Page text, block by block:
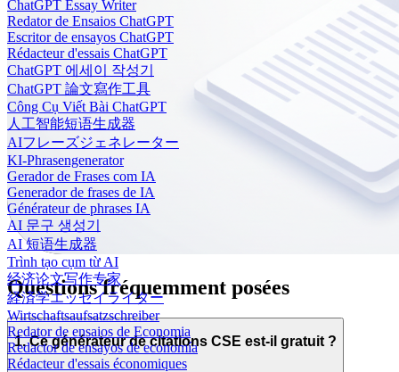
ChatGPT Essay Writer
Redator de Ensaios ChatGPT
Escritor de ensayos ChatGPT
Rédacteur d'essais ChatGPT
ChatGPT 에세이 작성기
ChatGPT 論文寫作工具
Công Cụ Viết Bài ChatGPT
人工智能短语生成器
AIフレーズジェネレーター
KI-Phrasengenerator
Gerador de Frases com IA
Generador de frases de IA
Générateur de phrases IA
AI 문구 생성기
AI 短语生成器
Trình tạo cụm từ AI
经济论文写作专家
経済学エッセイライター
Wirtschaftsaufsatzschreiber
Redator de ensaios de Economia
Redactor de ensayos de economía
Rédacteur d'essais économiques
Questions fréquemment posées
1. Ce générateur de citations CSE est-il gratuit ?